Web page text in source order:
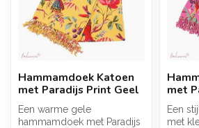
Hammamdoek Katoen
met Paradijs Print Geel
Een warme gele
hammamdoek met Paradijs
met
Een
met